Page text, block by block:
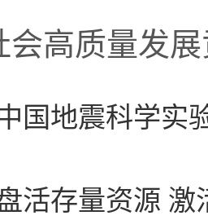
会高质量发
国地震科学实
活存量资源